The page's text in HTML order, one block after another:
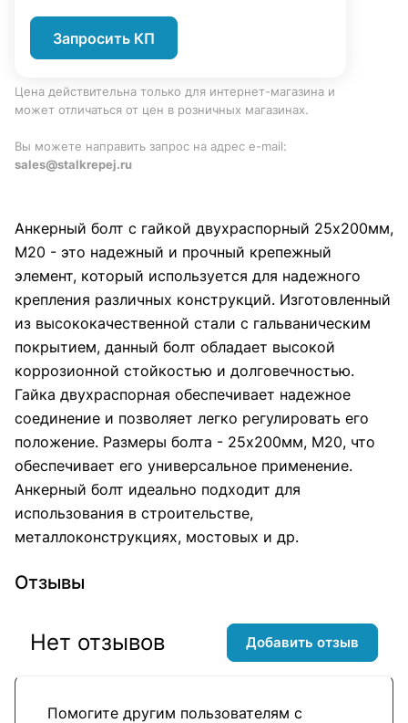
Запросить КП
Цена действительна только для интернет-магазина и
может отличаться от цен в розничных магазинах.
Вы можете направить запрос на адрес e-mail:
sales@stalkrepej.ru
Анкерный болт с гайкой двухраспорный 25х200мм,
М20 - это надежный и прочный крепежный
элемент, который используется для надежного
крепления различных конструкций. Изготовленный
из высококачественной стали с гальваническим
покрытием, данный болт обладает высокой
коррозионной стойкостью и долговечностью.
Гайка двухраспорная обеспечивает надежное
соединение и позволяет легко регулировать его
положение. Размеры болта - 25х200мм, М20, что
обеспечивает его универсальное применение.
Анкерный болт идеально подходит для
использования в строительстве,
металлоконструкциях, мостовых и др.
Отзывы
Помогите другим пользователям с
Нет отзывов Добавить отзыв